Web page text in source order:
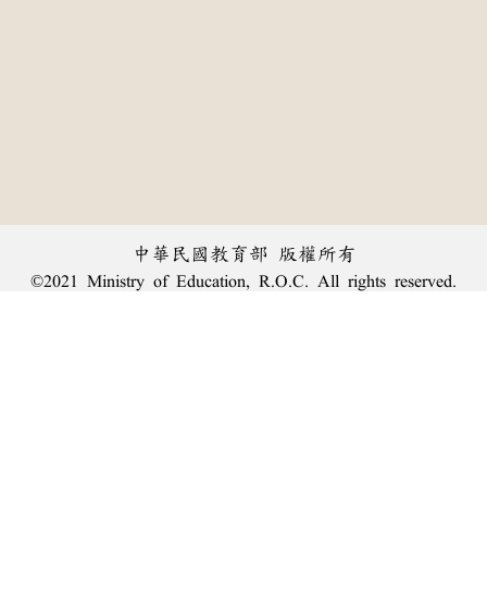
中華民國教育部 版權所有
©2021 Ministry of Education, R.O.C. All rights reserved.